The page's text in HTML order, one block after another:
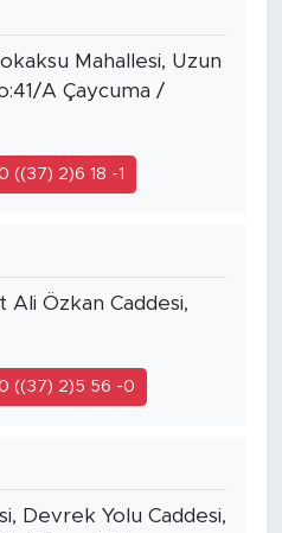
Mahallesi, Uzun
A Çaycuma /
((37) 2)6 18 -1
Ali Özkan Caddesi,
((37) 2)5 56 -0
Devrek Yolu Caddesi,